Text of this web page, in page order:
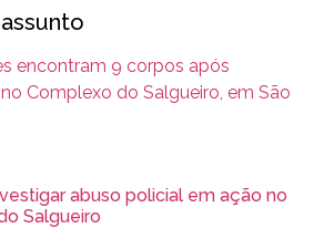
abuso policial em ação no
Salgueiro